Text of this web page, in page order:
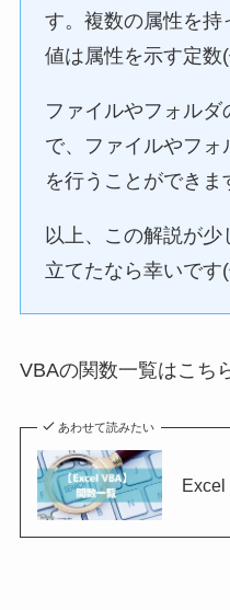
す。複数の属性を持
値は属性を示す定数
ファイルやフォルダ
で、ファイルやフ
を行うことができま
以上、この解説が
立てたなら幸いです
VBAの関数一覧はこち
あわせて読みたい
Excel